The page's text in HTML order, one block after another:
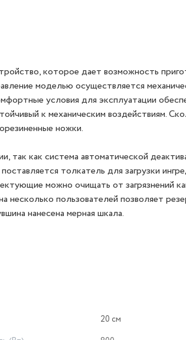
которое дает возможность
моделью осуществляется
условия для эксплуатации
к механическим воздействиям.
ножки.
так как система автоматической
толкатель для загрузки
можно очищать от загрязнений
пользователей позволяет
нанесена мерная шкала.
20 см